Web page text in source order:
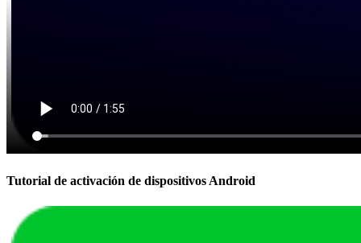
Tutorial de activación de dispositivos Android